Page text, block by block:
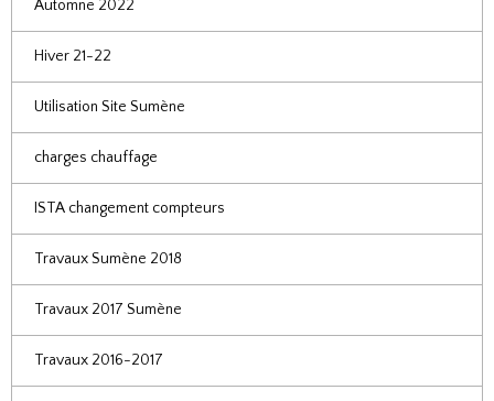
Automne 2022
Hiver 21-22
Utilisation Site Sumène
charges chauffage
ISTA changement compteurs
Travaux Sumène 2018
Travaux 2017 Sumène
Travaux 2016-2017